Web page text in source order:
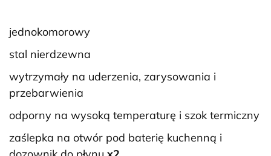
jednokomorowy
stal nierdzewna
wytrzymały na uderzenia, zarysowania i
przebarwienia
odporny na wysoką temperaturę i szok termiczny
zaślepka na otwór pod baterię kuchenną i